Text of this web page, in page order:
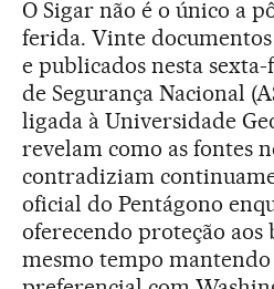
O Sigar não é o único a
ferida. Vinte
e publicados nesta
de Segurança Nacional
ligada à Universidade
revelam como as fontes
contradiziam
oficial do Pentágono
oferecendo proteção aos
mesmo tempo